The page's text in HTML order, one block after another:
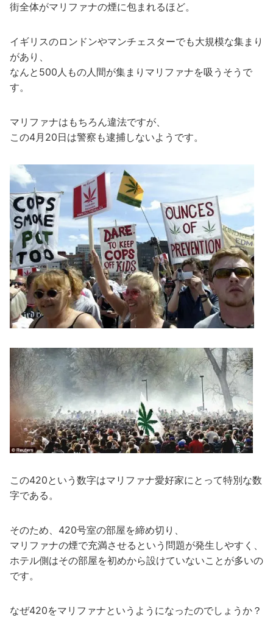
街全体がマリファナの煙に包まれるほど。
イギリスのロンドンやマンチェスターでも大規模な集まり
があり、
なんと500人もの人間が集まりマリファナを吸うそうで
す。
マリファナはもちろん違法ですが、
この4月20日は警察も逮捕しないようです。
この420という数字はマリファナ愛好家にとって特別な数
字である。
そのため、420号室の部屋を締め切り、
マリファナの煙で充満させるという問題が発生しやすく、
ホテル側はその部屋を初めから設けていないことが多いの
です。
なぜ420をマリファナというようになったのでしょうか？